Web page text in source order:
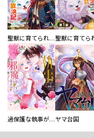
聖獣に育てられた少年の異世界ゆるり放浪記～神様からもらったチート魔法で、仲間たちとスローライフを満喫中～
過保護な執事が私の婚活を邪魔してきます！ ヤマ台国